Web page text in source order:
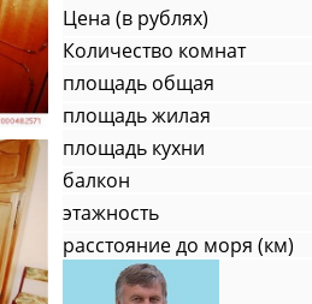
Цена (в рублях)
Количество комнат
площадь общая
площадь жилая
площадь кухни
балкон
этажность
расстояние до моря (км)